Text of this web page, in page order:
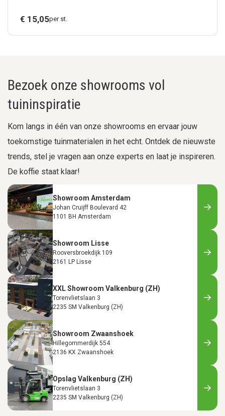
€ 15,05per st.
Bezoek onze showrooms vol
tuininspiratie
Kom langs in één van onze showrooms en ervaar jouw
toekomstige tuinmaterialen in het echt. Ontdek de nieuwste
trends, stel je vragen aan onze experts en laat je inspireren.
De koffie staat klaar!
Showroom Amsterdam
Johan Cruijff Boulevard 42
1101 BH Amsterdam
Showroom Lisse
Rooversbroekdijk 109
2161 LP Lisse
XXL Showroom Valkenburg (ZH)
Torenvlietslaan 3
2235 SM Valkenburg (ZH)
Showroom Zwaanshoek
Hillegommerdijk 554
2136 KX Zwaanshoek
Opslag Valkenburg (ZH)
Torenvlietslaan 3
2235 SM Valkenburg (ZH)